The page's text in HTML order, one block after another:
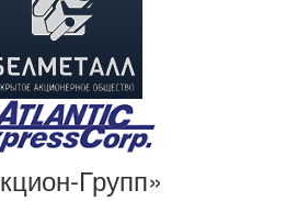
Групп»